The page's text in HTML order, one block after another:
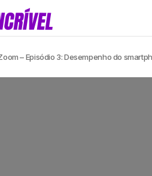
– Episódio 3: Desempenho do